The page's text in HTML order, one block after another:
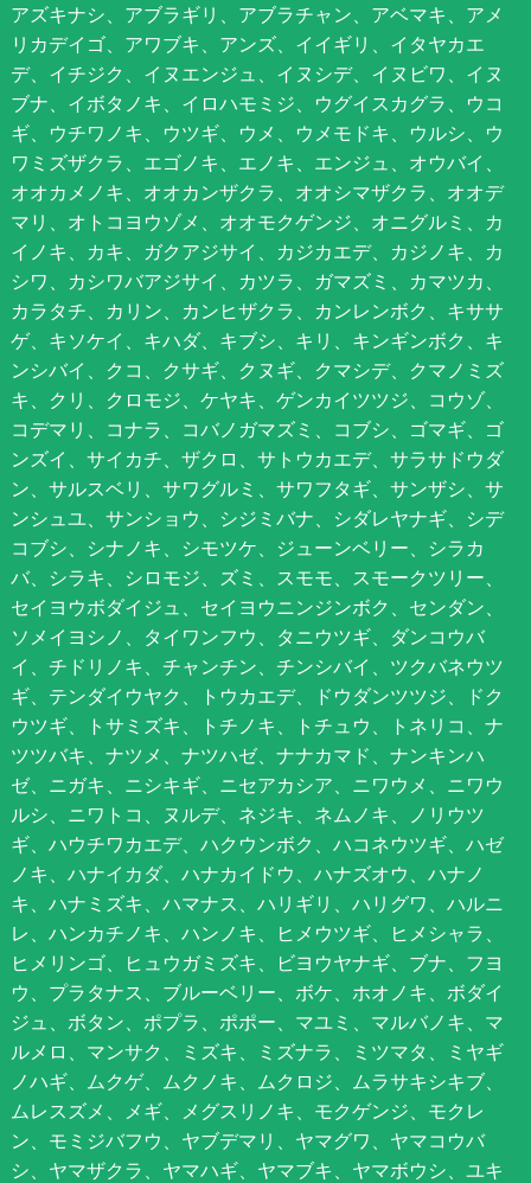
アズキナシ、アブラギリ、アブラチャン、アベマキ、アメ
リカデイゴ、アワブキ、アンズ、イイギリ、イタヤカエ
デ、イチジク、イヌエンジュ、イヌシデ、イヌビワ、イヌ
ブナ、イボタノキ、イロハモミジ、ウグイスカグラ、ウコ
ギ、ウチワノキ、ウツギ、ウメ、ウメモドキ、ウルシ、ウ
ワミズザクラ、エゴノキ、エノキ、エンジュ、オウバイ、
オオカメノキ、オオカンザクラ、オオシマザクラ、オオデ
マリ、オトコヨウゾメ、オオモクゲンジ、オニグルミ、カ
イノキ、カキ、ガクアジサイ、カジカエデ、カジノキ、カ
シワ、カシワバアジサイ、カツラ、ガマズミ、カマツカ、
カラタチ、カリン、カンヒザクラ、カンレンボク、キササ
ゲ、キソケイ、キハダ、キブシ、キリ、キンギンボク、キ
ンシバイ、クコ、クサギ、クヌギ、クマシデ、クマノミズ
キ、クリ、クロモジ、ケヤキ、ゲンカイツツジ、コウゾ、
コデマリ、コナラ、コバノガマズミ、コブシ、ゴマギ、ゴ
ンズイ、サイカチ、ザクロ、サトウカエデ、サラサドウダ
ン、サルスベリ、サワグルミ、サワフタギ、サンザシ、サ
ンシュユ、サンショウ、シジミバナ、シダレヤナギ、シデ
コブシ、シナノキ、シモツケ、ジューンベリー、シラカ
バ、シラキ、シロモジ、ズミ、スモモ、スモークツリー、
セイヨウボダイジュ、セイヨウニンジンボク、センダン、
ソメイヨシノ、タイワンフウ、タニウツギ、ダンコウバ
イ、チドリノキ、チャンチン、チンシバイ、ツクバネウツ
ギ、テンダイウヤク、トウカエデ、ドウダンツツジ、ドク
ウツギ、トサミズキ、トチノキ、トチュウ、トネリコ、ナ
ツツバキ、ナツメ、ナツハゼ、ナナカマド、ナンキンハ
ゼ、ニガキ、ニシキギ、ニセアカシア、ニワウメ、ニワウ
ルシ、ニワトコ、ヌルデ、ネジキ、ネムノキ、ノリウツ
ギ、ハウチワカエデ、ハクウンボク、ハコネウツギ、ハゼ
ノキ、ハナイカダ、ハナカイドウ、ハナズオウ、ハナノ
キ、ハナミズキ、ハマナス、ハリギリ、ハリグワ、ハルニ
レ、ハンカチノキ、ハンノキ、ヒメウツギ、ヒメシャラ、
ヒメリンゴ、ヒュウガミズキ、ビヨウヤナギ、ブナ、フヨ
ウ、プラタナス、ブルーベリー、ボケ、ホオノキ、ボダイ
ジュ、ボタン、ポプラ、ポポー、マユミ、マルバノキ、マ
ルメロ、マンサク、ミズキ、ミズナラ、ミツマタ、ミヤギ
ノハギ、ムクゲ、ムクノキ、ムクロジ、ムラサキシキブ、
ムレスズメ、メギ、メグスリノキ、モクゲンジ、モクレ
ン、モミジバフウ、ヤブデマリ、ヤマグワ、ヤマコウバ
シ、ヤマザクラ、ヤマハギ、ヤマブキ、ヤマボウシ、ユキ